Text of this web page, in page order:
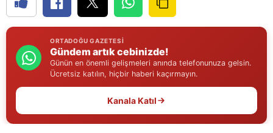
Elazığ
Erzurum
Eskişehir
Gaziantep
ORTADOĞU GAZETESI
Gündem artık cebinizde!
Günün en önemli gelişmeleri anında telefonunuza gelsin.
Ücretsiz katılın, hiçbir haberi kaçırmayın.
Kanala Katıl